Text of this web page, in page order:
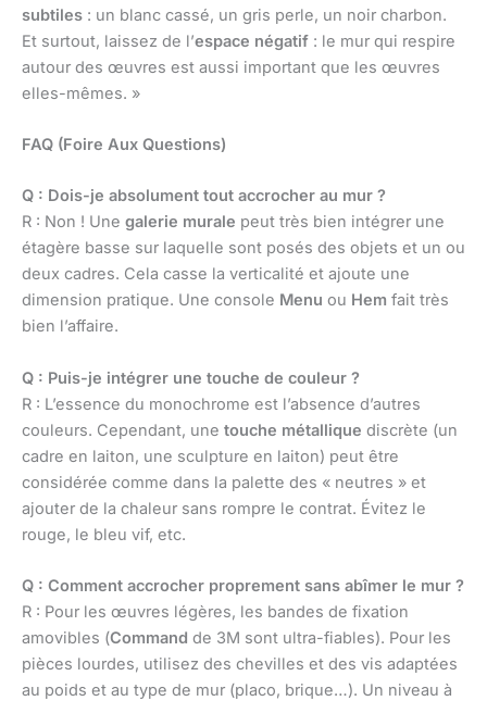
subtiles : un blanc cassé, un gris perle, un noir charbon.
Et surtout, laissez de l’espace négatif : le mur qui respire
autour des œuvres est aussi important que les œuvres
elles-mêmes. »
FAQ (Foire Aux Questions)
Q : Dois-je absolument tout accrocher au mur ?
R : Non ! Une galerie murale peut très bien intégrer une
étagère basse sur laquelle sont posés des objets et un ou
deux cadres. Cela casse la verticalité et ajoute une
dimension pratique. Une console Menu ou Hem fait très
bien l’affaire.
Q : Puis-je intégrer une touche de couleur ?
R : L’essence du monochrome est l’absence d’autres
couleurs. Cependant, une touche métallique discrète (un
cadre en laiton, une sculpture en laiton) peut être
considérée comme dans la palette des « neutres » et
ajouter de la chaleur sans rompre le contrat. Évitez le
rouge, le bleu vif, etc.
Q : Comment accrocher proprement sans abîmer le mur ?
R : Pour les œuvres légères, les bandes de fixation
amovibles (Command de 3M sont ultra-fiables). Pour les
pièces lourdes, utilisez des chevilles et des vis adaptées
au poids et au type de mur (placo, brique…). Un niveau à